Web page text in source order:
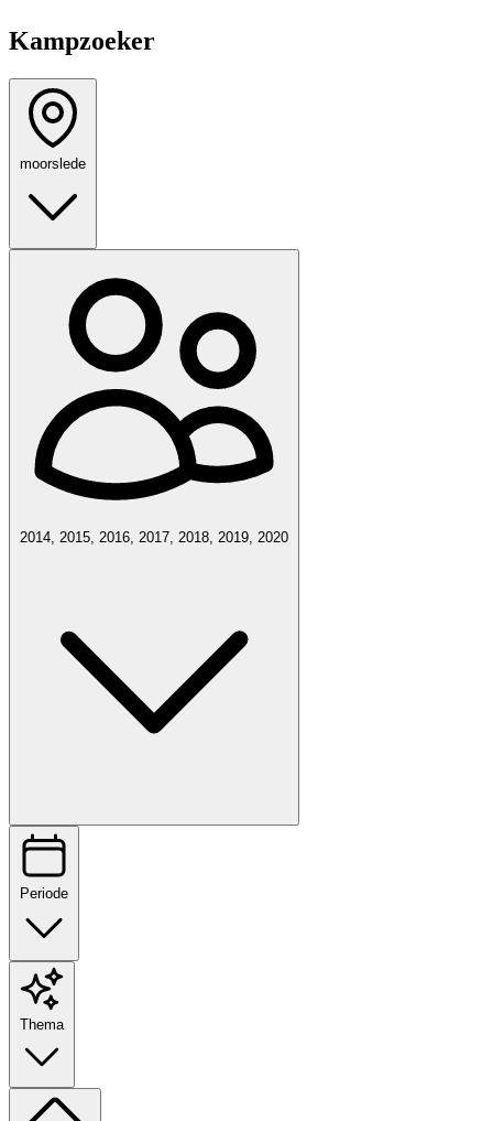
Kampzoeker
moorslede
2014, 2015, 2016, 2017, 2018, 2019, 2020
Periode
Thema